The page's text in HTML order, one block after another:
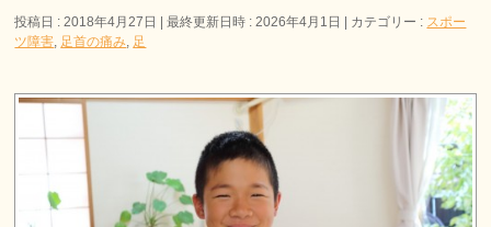
投稿日 : 2018年4月27日 最終更新日時 : 2026年4月1日 カテゴリー : スポー
ツ障害, 足首の痛み, 足